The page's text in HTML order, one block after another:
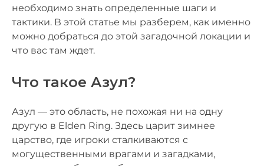
необходимо знать определенные шаги и
тактики. В этой статье мы разберем, как именно
можно добраться до этой загадочной локации и
что вас там ждет.
Что такое Азул?
Азул — это область, не похожая ни на одну
другую в Elden Ring. Здесь царит зимнее
царство, где игроки сталкиваются с
могущественными врагами и загадками,